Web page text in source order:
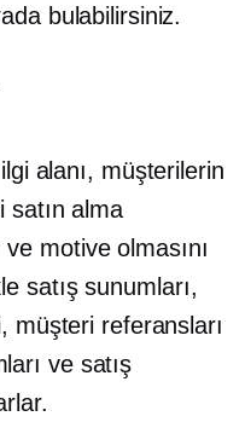
bulabilirsiniz.
ilgi alanı, müşterilerin
satın alma
motive olmasını
satış sunumları,
müşteri referansları
ve satış